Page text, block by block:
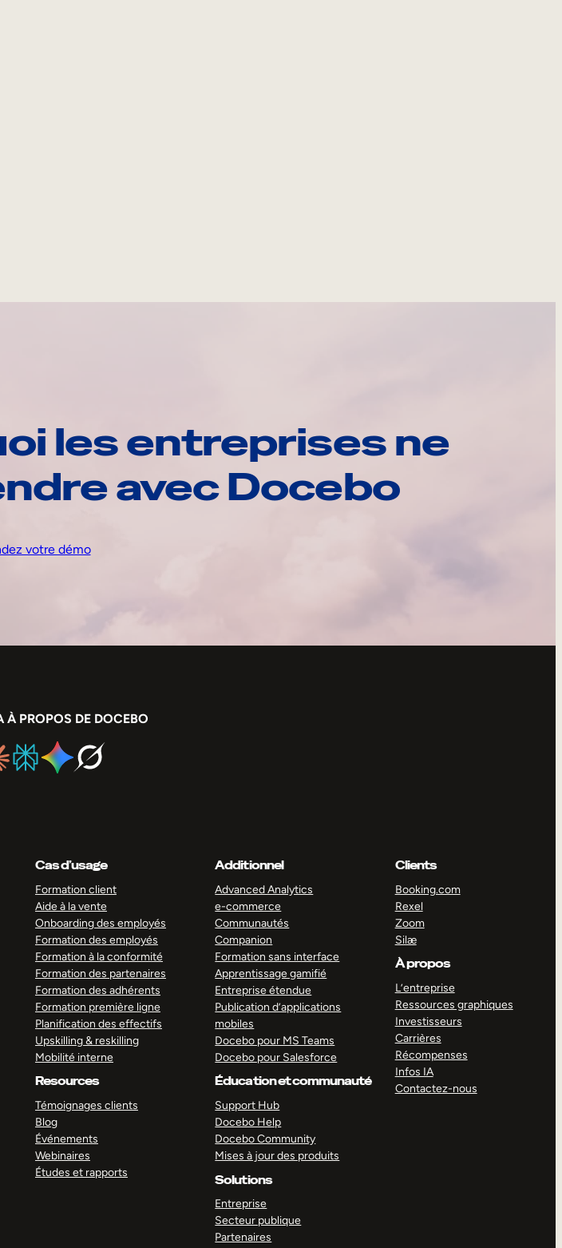
les entreprises ne
avec Docebo
votre démo
À PROPOS DE DOCEBO
Cas d’usage
Formation client
Aide à la vente
Onboarding des employés
Formation des employés
Formation à la conformité
Formation des partenaires
Formation des adhérents
Formation première ligne
Planification des effectifs
Upskilling & reskilling
Mobilité interne
Resources
Témoignages clients
Blog
Événements
Webinaires
Études et rapports
Additionnel
Advanced Analytics
e-commerce
Communautés
Companion
Formation sans interface
Apprentissage gamifié
Entreprise étendue
Publication d’applications
mobiles
Docebo pour MS Teams
Docebo pour Salesforce
Éducation et communauté
Support Hub
Docebo Help
Docebo Community
Mises à jour des produits
Solutions
Entreprise
Secteur publique
Partenaires
Clients
Booking.com
Rexel
Zoom
Silæ
À propos
L’entreprise
Ressources graphiques
Investisseurs
Carrières
Récompenses
Infos IA
Contactez-nous